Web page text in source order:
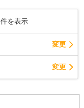
件を表示
変更
変更